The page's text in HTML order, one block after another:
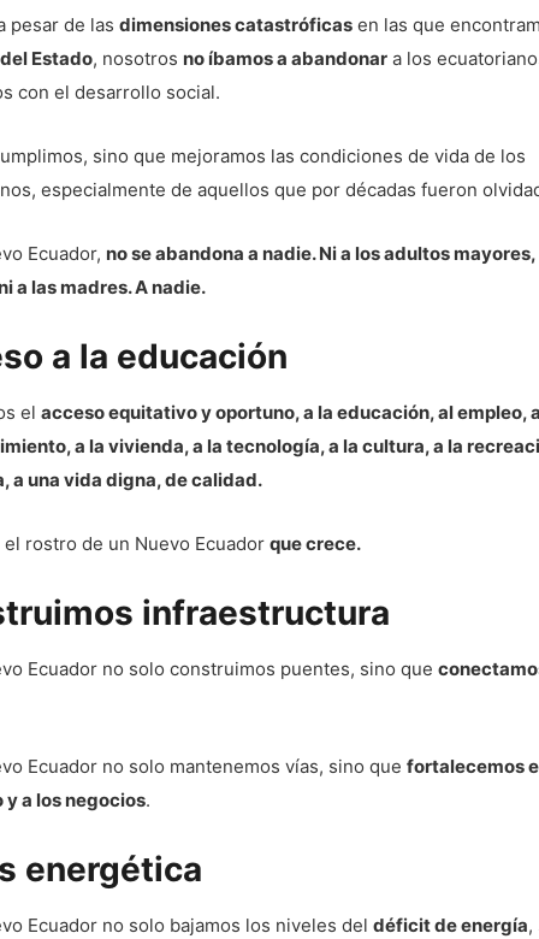
pesar de las dimensiones catastróficas en las que
Estado, nosotros no íbamos a abandonar a los
con el desarrollo social.
sino que mejoramos las condiciones de vida de los
especialmente de aquellos que por décadas fueron
Ecuador, no se abandona a nadie. Ni a los adultos mayores,
a las madres. A nadie.
a la educación
el acceso equitativo y oportuno, a la educación, al empleo,
a la vivienda, a la tecnología, a la cultura, a la
a una vida digna, de calidad.
el rostro de un Nuevo Ecuador que crece.
infraestructura
Ecuador no solo construimos puentes, sino que
Ecuador no solo mantenemos vías, sino que fortalecemos
a los negocios.
energética
Ecuador no solo bajamos los niveles del déficit de energía,